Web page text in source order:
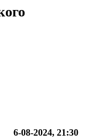
6-08-2024, 21:30